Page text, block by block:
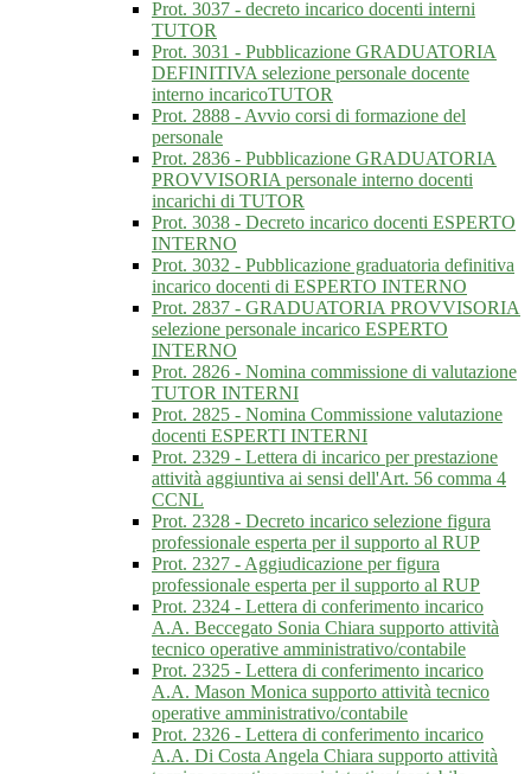
Prot. 3037 - decreto incarico docenti interni
TUTOR
Prot. 3031 - Pubblicazione GRADUATORIA
DEFINITIVA selezione personale docente
interno incaricoTUTOR
Prot. 2888 - Avvio corsi di formazione del
personale
Prot. 2836 - Pubblicazione GRADUATORIA
PROVVISORIA personale interno docenti
incarichi di TUTOR
Prot. 3038 - Decreto incarico docenti ESPERTO
INTERNO
Prot. 3032 - Pubblicazione graduatoria definitiva
incarico docenti di ESPERTO INTERNO
Prot. 2837 - GRADUATORIA PROVVISORIA
selezione personale incarico ESPERTO
INTERNO
Prot. 2826 - Nomina commissione di valutazione
TUTOR INTERNI
Prot. 2825 - Nomina Commissione valutazione
docenti ESPERTI INTERNI
Prot. 2329 - Lettera di incarico per prestazione
attività aggiuntiva ai sensi dell'Art. 56 comma 4
CCNL
Prot. 2328 - Decreto incarico selezione figura
professionale esperta per il supporto al RUP
Prot. 2327 - Aggiudicazione per figura
professionale esperta per il supporto al RUP
Prot. 2324 - Lettera di conferimento incarico
A.A. Beccegato Sonia Chiara supporto attività
tecnico operative amministrativo/contabile
Prot. 2325 - Lettera di conferimento incarico
A.A. Mason Monica supporto attività tecnico
operative amministrativo/contabile
Prot. 2326 - Lettera di conferimento incarico
A.A. Di Costa Angela Chiara supporto attività